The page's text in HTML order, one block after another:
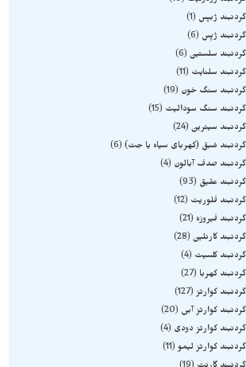
گردنبند ژبپس
1
گردنبند ژپس
6
گردنبند سلستین 6
گردنبند سلنایت
11
گردنبند سنگ خون
19
گردنبند سنگ سودالیت
15
گردنبند سیترین 24
گردنبند شبق (کهربای سیاه یا جت) 6
گردنبند صدف آبالون
4
گردنبند عقیق
93
گردنبند فلوریت
12
گردنبند فیروزه
21
گردنبند کارنلین 28
گردنبند کلسیت
4
گردنبند کهربا
27
گردنبند کوارتز 127
گردنبند کوارتز آبی
20
گردنبند کوارتز دودی
4
گردنبند کوارتز لیمو 11